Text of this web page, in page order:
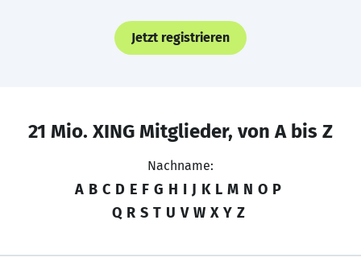
Jetzt registrieren
21 Mio. XING Mitglieder, von A bis Z
Nachname:
A B C D E F G H I J K L M N O P
Q R S T U V W X Y Z